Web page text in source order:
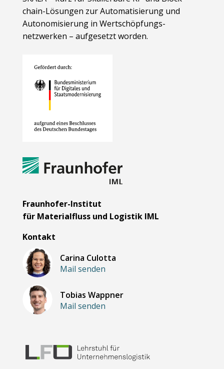
chain-Lösungen zur Automatisierung und
Autonomisierung in Wert­schöpfungs­
netzwerken – aufgesetzt worden.
Fraunhofer-Institut
für Materialfluss und Logistik IML
Kontakt
Carina Culotta
Mail senden
Tobias Wappner
Mail senden